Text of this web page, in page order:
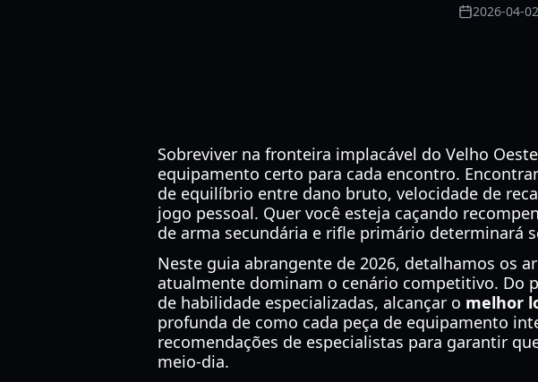
2026-04-02
Sobreviver na fronteira implacável do Velho
equipamento certo para cada encontro.
de equilíbrio entre dano bruto, velocidade de
jogo pessoal. Quer você esteja caçando
de arma secundária e rifle primário determinará
Neste guia abrangente de 2026, detalhamos os
atualmente dominam o cenário competitivo. Do
de habilidade especializadas, alcançar o melhor
profunda de como cada peça de equipamento
recomendações de especialistas para garantir
meio-dia.